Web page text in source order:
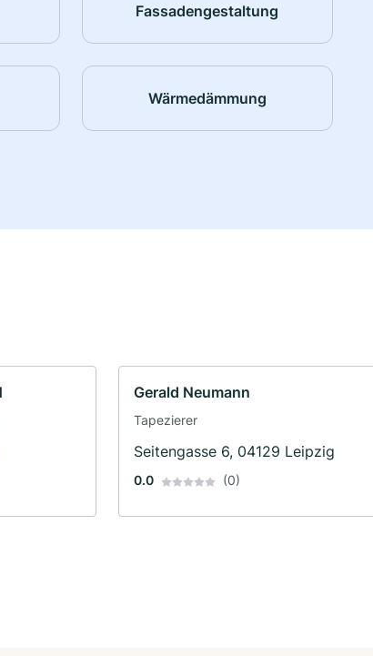
Fassadengestaltung
Wärmedämmung
Gerald Neumann
Tapezierer
Seitengasse 6, 04129 Leipzig
0.0 (0)